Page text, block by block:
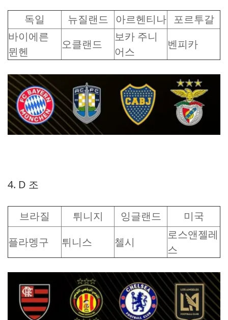
독일 뉴질랜드 아르헨티나 포르투갈
바이에른
뮌헨
오클랜드
보카 주니
어스
벤피카
4. D 조
브라질 튀니지 잉글랜드
미국
플라멩구
튀니스 첼시
로스앤젤레
스